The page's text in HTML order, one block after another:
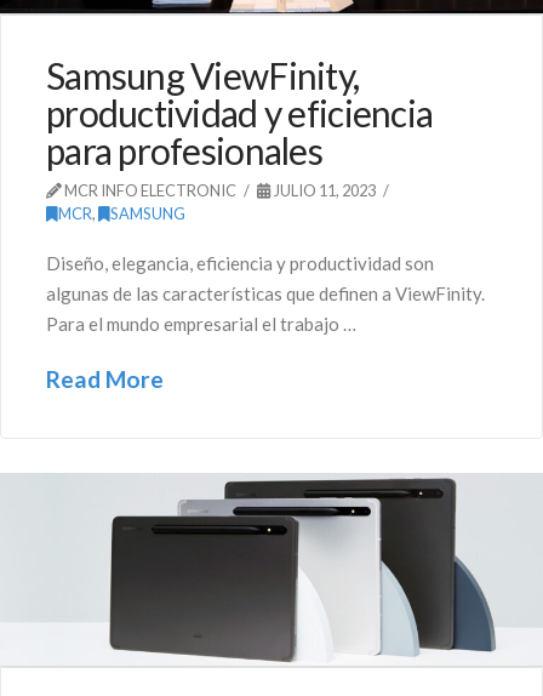
Samsung ViewFinity,
productividad y eficiencia
para profesionales
MCR INFO ELECTRONIC
JULIO 11, 2023
MCR, SAMSUNG
Diseño, elegancia, eficiencia y productividad son
algunas de las características que definen a ViewFinity.
Para el mundo empresarial el trabajo …
Read More